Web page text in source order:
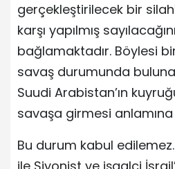
gerçekleştirilecek bir
karşı yapılmış
bağlamaktadır. Böylesi
savaş durumunda
Suudi Arabistan’ın
savaşa girmesi
Bu durum kabul